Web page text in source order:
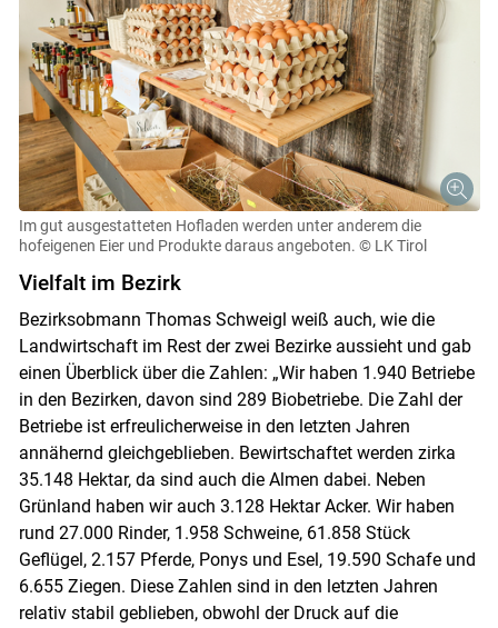
Im gut ausgestatteten Hofladen werden unter anderem die
hofeigenen Eier und Produkte daraus angeboten. © LK Tirol
Vielfalt im Bezirk
Bezirksobmann Thomas Schweigl weiß auch, wie die
Landwirtschaft im Rest der zwei Bezirke aussieht und gab
einen Überblick über die Zahlen: „Wir haben 1.940 Betriebe
in den Bezirken, davon sind 289 Biobetriebe. Die Zahl der
Betriebe ist erfreulicherweise in den letzten Jahren
annähernd gleichgeblieben. Bewirtschaftet werden zirka
35.148 Hektar, da sind auch die Almen dabei. Neben
Grünland haben wir auch 3.128 Hektar Acker. Wir haben
rund 27.000 Rinder, 1.958 Schweine, 61.858 Stück
Geflügel, 2.157 Pferde, Ponys und Esel, 19.590 Schafe und
6.655 Ziegen. Diese Zahlen sind in den letzten Jahren
relativ stabil geblieben, obwohl der Druck auf die